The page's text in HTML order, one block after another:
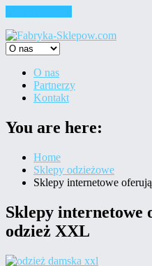
O nas
Partnerzy
Kontakt
You are here:
Home
Sklepy odzieżowe
Sklepy internetowe
Sklepy internetowe
odzież XXL